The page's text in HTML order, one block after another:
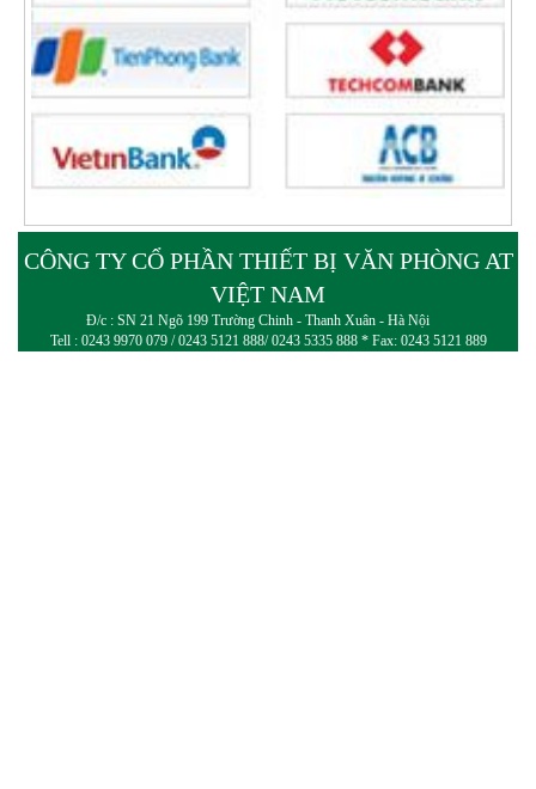
CÔNG TY CỔ PHẦN THIẾT BỊ VĂN PHÒNG AT
VIỆT NAM
Đ/c : SN 21 Ngõ 199 Trường Chinh - Thanh Xuân - Hà Nội
Tell : 0243 9970 079 / 0243 5121 888/ 0243 5335 888 * Fax: 0243 5121 889